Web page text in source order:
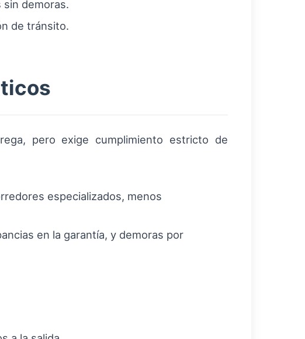
demoras.
de tránsito.
pero exige cumplimiento estricto de
especializados, menos
en la garantía, y demoras por